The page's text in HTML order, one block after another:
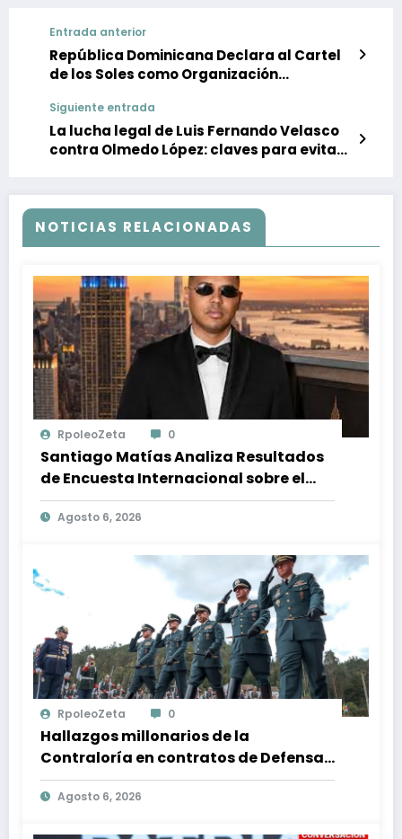
Entrada anterior
República Dominicana Declara al Cartel
de los Soles como Organización
Internacionales
Siguiente entrada
La lucha legal de Luis Fernando Velasco
contra Olmedo López: claves para evitar
NOTICIAS RELACIONADAS
RpoleoZeta 0
Santiago Matías Analiza Resultados
de Encuesta Internacional sobre el
Panorama Político en República
Dominicana: Tendencias y Opiniones
Agosto 6, 2026
RpoleoZeta 0
Hallazgos millonarios de la
Contraloría en contratos de Defensa:
$1 billón en riesgo y denuncias
alarmantes
Agosto 6, 2026